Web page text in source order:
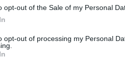
opt-out of the Sale of my Personal
opt-out of processing my Personal